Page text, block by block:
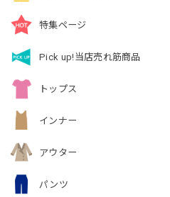
特集ページ
Pick up!当店売れ筋商品
トップス
インナー
アウター
パンツ